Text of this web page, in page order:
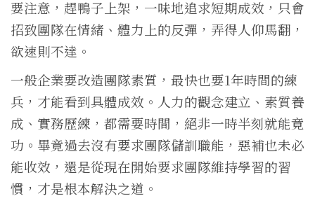
要注意，趕鴨子上架，一味地追求短期成效，只會
招致團隊在情緒、體力上的反彈，弄得人仰馬翻，
欲速則不達。
一般企業要改造團隊素質，最快也要1年時間的練
兵，才能看到具體成效。人力的觀念建立、素質養
成、實務歷練，都需要時間，絕非一時半刻就能竟
功。畢竟過去沒有要求團隊儲訓職能，惡補也未必
能收效，還是從現在開始要求團隊維持學習的習
慣，才是根本解決之道。